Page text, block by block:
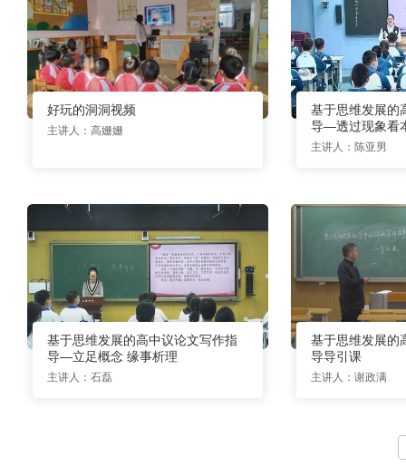
好玩的洞洞视频
主讲人：高姗姗
基于思维发展的
导—透过现象看
主讲人：陈亚男
基于思维发展的高中议论文写作指
导—立足概念 缘事析理
主讲人：石磊
基于思维发展的
导导引课
主讲人：谢政满